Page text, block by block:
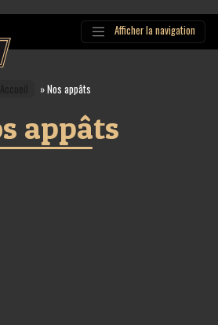
Afficher la navigation
»Nos appâts
appâts